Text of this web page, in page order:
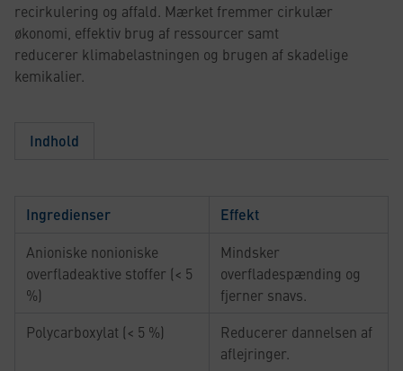
recirkulering og affald. Mærket fremmer cirkulær
økonomi, effektiv brug af ressourcer samt
reducerer klimabelastningen og brugen af skadelige
kemikalier.
Indhold
Ingredienser Effekt
Anioniske nonioniske
overfladeaktive stoffer (< 5
%)
Mindsker
overfladespænding og
fjerner snavs.
Polycarboxylat (< 5 %)
Reducerer dannelsen af
aflejringer.